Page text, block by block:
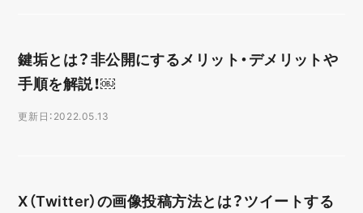
鍵垢とは？非公開にするメリット・デメリットや
手順を解説！￼
更新日：2022.05.13
X（Twitter）の画像投稿方法とは？ツイートする